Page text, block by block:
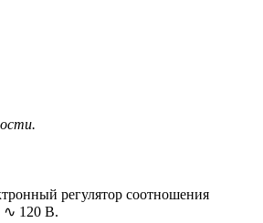
регулятор соотношения
∿ 120 В.